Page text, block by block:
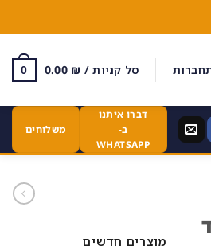
סל קניות / 0.00 ₪
0
דברו איתנו
ב-
WHATSAPP
משלוחים
מוצרים חדשים